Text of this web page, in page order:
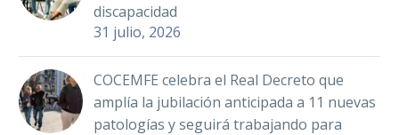
discapacidad
31 julio, 2026
COCEMFE celebra el Real Decreto que
amplía la jubilación anticipada a 11 nuevas
patologías y seguirá trabajando para